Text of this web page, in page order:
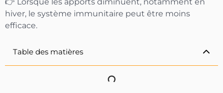
hiver, le système immunitaire peut être moins
efficace.
Table des matières